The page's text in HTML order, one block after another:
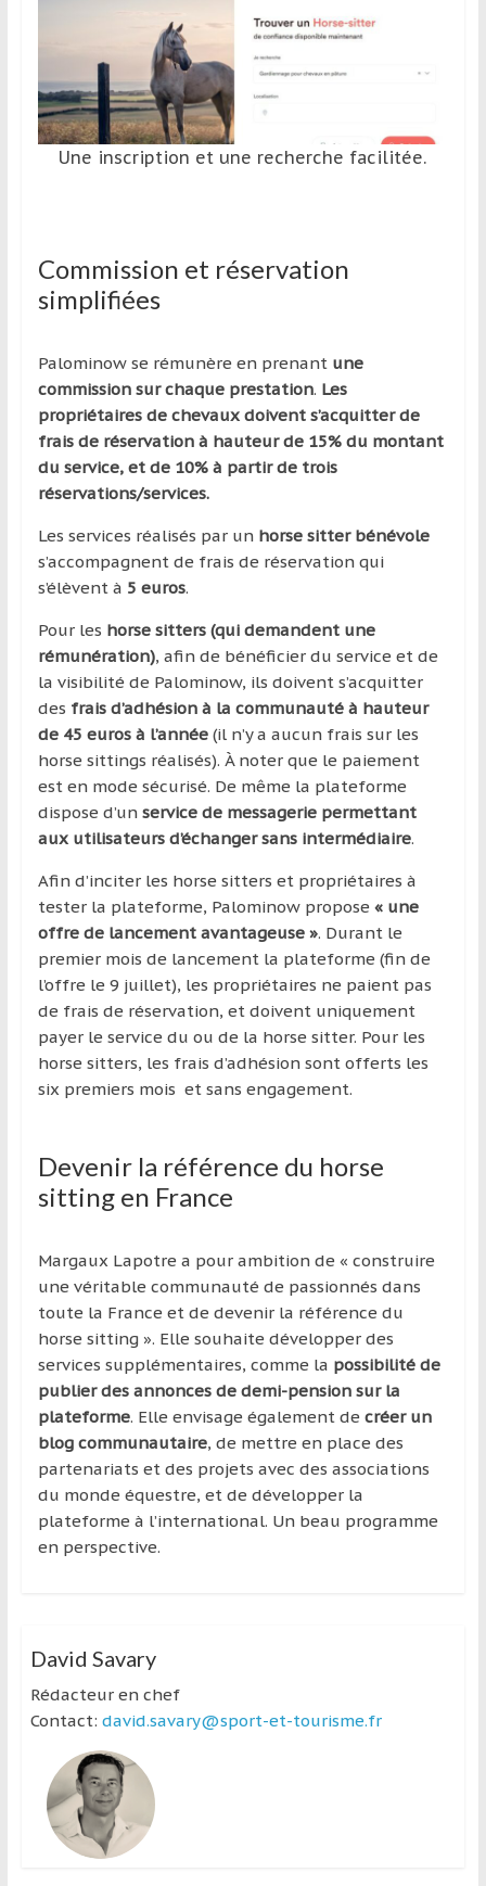
Une inscription et une recherche facilitée.
Commission et réservation
simplifiées
Palominow se rémunère en prenant une
commission sur chaque prestation. Les
propriétaires de chevaux doivent s’acquitter de
frais de réservation à hauteur de 15% du montant
du service, et de 10% à partir de trois
réservations/services.
Les services réalisés par unhorse sitter bénévole
s’accompagnent de frais de réservation qui
s’élèvent à 5 euros.
Pour les horse sitters (qui demandent une
rémunération), afin de bénéficier du service et de
la visibilité de Palominow, ils doivent s’acquitter
des frais d’adhésion à la communauté à hauteur
de 45 euros à l’année (il n’y a aucun frais sur les
horse sittings réalisés). À noter que le paiement
est en mode sécurisé. De même la plateforme
dispose d’un service de messagerie permettant
aux utilisateurs d’échanger sans intermédiaire.
Afin d’inciter les horse sitters et propriétaires à
tester la plateforme, Palominow propose « une
offre de lancement avantageuse ». Durant le
premier mois de lancement la plateforme (fin de
l’offre le 9 juillet), les propriétaires ne paient pas
de frais de réservation, et doivent uniquement
payer le service du ou de la horse sitter. Pour les
horse sitters, les frais d’adhésion sont offerts les
six premiers mois et sans engagement.
Devenir la référence du horse
sitting en France
Margaux Lapotre a pour ambition de « construire
une véritable communauté de passionnés dans
toute la France et de devenir la référence du
horse sitting ». Elle souhaite développer des
services supplémentaires, comme la possibilité de
publier des annonces de demi-pension sur la
plateforme. Elle envisage également de créer un
blog communautaire, de mettre en place des
partenariats et des projets avec des associations
du monde équestre, et de développer la
plateforme à l’international. Un beau programme
en perspective.
David Savary
Rédacteur en chef
Contact: david.savary@sport-et-tourisme.fr